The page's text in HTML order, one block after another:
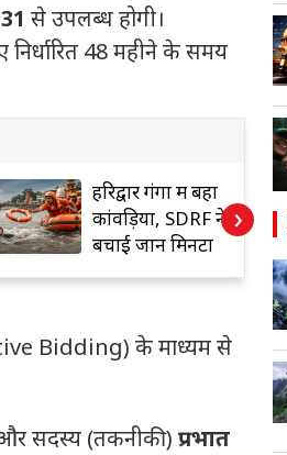
से उपलब्ध होगी।
48 महीने के समय
हरिद्वार गंगा में बहा
कांवड़िया, SDRF ने
बचाई जान मिनटों
में
›
Bidding) के माध्यम से
सदस्य (तकनीकी) प्रभात